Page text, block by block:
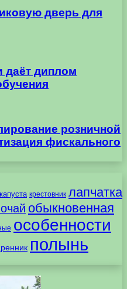
дверь для
даёт диплом
розничной
фискального
капуста крестовник лапчатка
обыкновенная
особенности
полынь